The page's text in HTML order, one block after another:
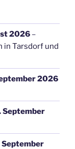
2026 –
in Tarsdorf und
2026
September
September